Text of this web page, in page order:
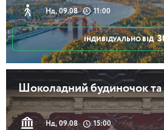
Нд, 09.08 11:00
ІНДИВІДУАЛЬНО ВІД
Шоколадний будиночок
Нд, 09.08 15:00